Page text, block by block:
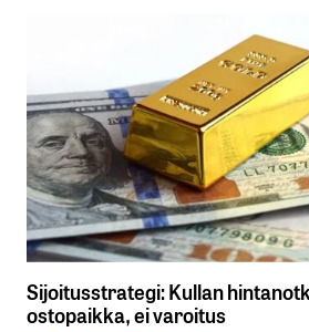
Sijoitusstrategi: Kullan
ostopaikka, ei varoitus